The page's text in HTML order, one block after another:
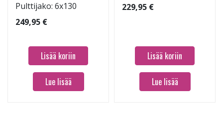
Pulttijako: 6x130
249,95 €
Lisää koriin
Lue lisää
229,95 €
Lisää koriin
Lue lisää